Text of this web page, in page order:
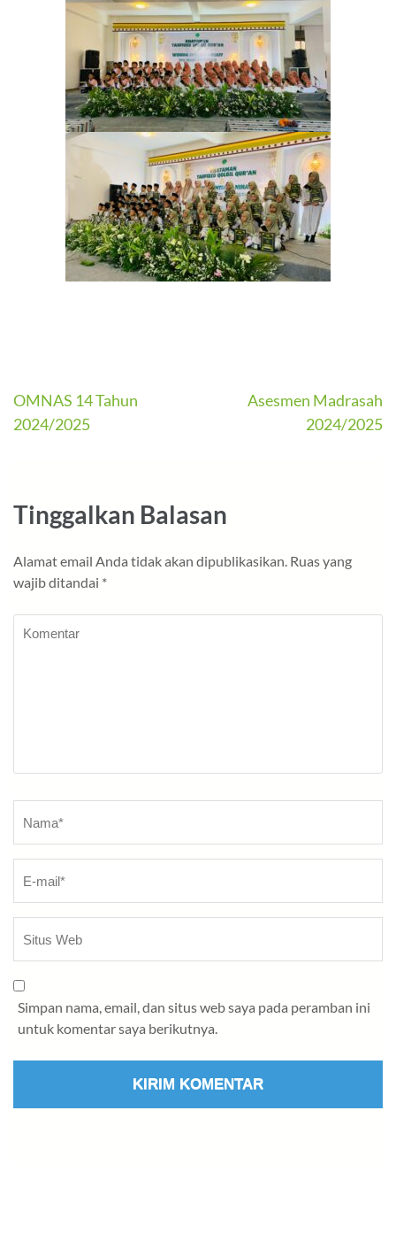
Navigasi
pos
OMNAS 14 Tahun
2024/2025
Asesmen Madrasah
2024/2025
Tinggalkan Balasan
Alamat email Anda tidak akan dipublikasikan. Ruas yang
wajib ditandai *
Simpan nama, email, dan situs web saya pada peramban ini
untuk komentar saya berikutnya.